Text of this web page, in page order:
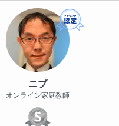
ニブ
オンライン家庭教師